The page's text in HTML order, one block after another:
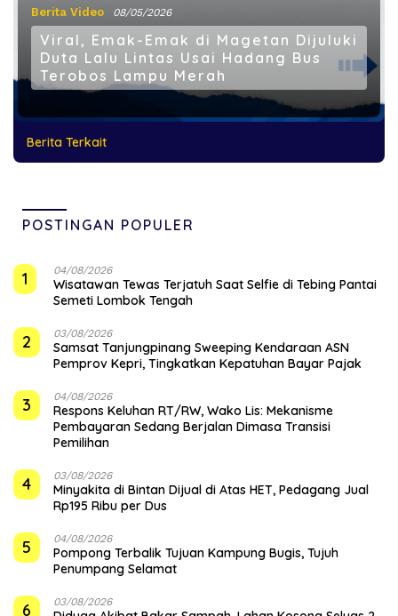
Berita Video 08/05/2026
Viral, Emak-Emak di Magetan Dijuluki
Duta Lalu Lintas Usai Hadang Bus
Terobos Lampu Merah
Berita Terkait
POSTINGAN POPULER
1 04/08/2026
Wisatawan Tewas Terjatuh Saat Selfie di Tebing Pantai
Semeti Lombok Tengah
2 03/08/2026
Samsat Tanjungpinang Sweeping Kendaraan ASN
Pemprov Kepri, Tingkatkan Kepatuhan Bayar Pajak
3 04/08/2026
‎Respons Keluhan RT/RW, Wako Lis: Mekanisme
Pembayaran Sedang Berjalan Dimasa Transisi
Pemilihan
4 03/08/2026
Minyakita di Bintan Dijual di Atas HET, Pedagang Jual
Rp195 Ribu per Dus
5 04/08/2026
Pompong Terbalik Tujuan Kampung Bugis, Tujuh
Penumpang Selamat
6 03/08/2026